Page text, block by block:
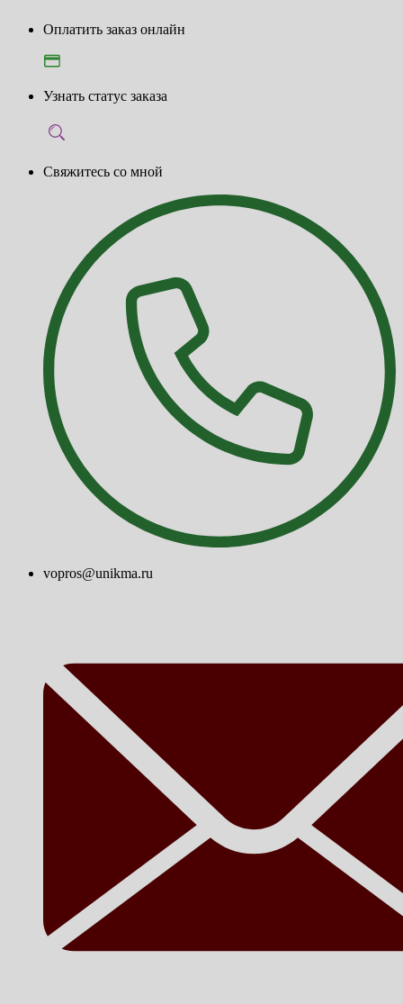
Оплатить заказ онлайн
Узнать статус заказа
Свяжитесь со мной
vopros@unikma.ru